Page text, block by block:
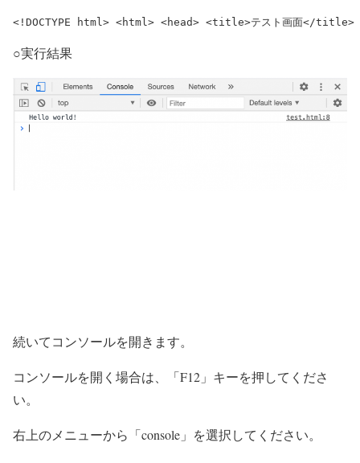
<!DOCTYPE html> <html> <head> <title>テスト画面</
○実行結果
続いてコンソールを開きます。
コンソールを開く場合は、「F12」キーを押してくださ
い。
右上のメニューから「console」を選択してください。